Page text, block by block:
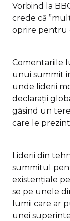
Vorbind la
crede că
oprire pentru
Comentariile
unui summit
unde liderii
declaraţii
găsind un
care le
Liderii din
summitul
existenţiale
se pe unele
lumii care ar
unei